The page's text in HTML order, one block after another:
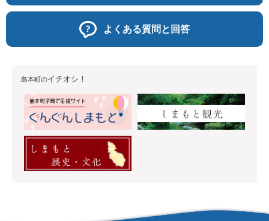
よくある質問と回答
島本町のイチオシ！